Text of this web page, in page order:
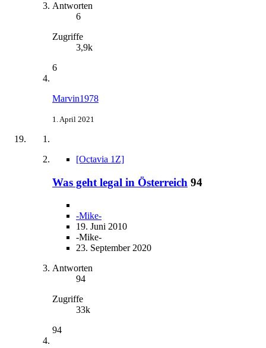
Antworten
6
Zugriffe
3,9k
6
Marvin1978
1. April 2021
[Octavia 1Z]
Was geht legal in Österreich 94
-Mike-
19. Juni 2010
-Mike-
23. September 2020
Antworten
94
Zugriffe
33k
94